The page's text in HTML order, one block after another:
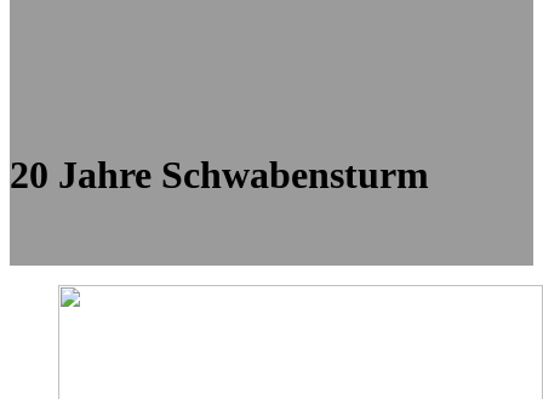
20 Jahre Schwabensturm